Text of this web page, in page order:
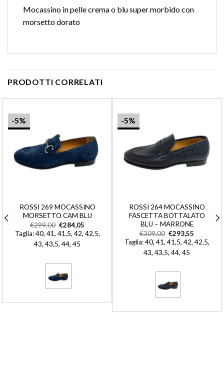
Mocassino in pelle crema o blu super morbido con
morsetto dorato
PRODOTTI CORRELATI
-5%
ROSSI 269 MOCASSINO
MORSETTO CAM BLU
€299,00 €284,05
Taglia: 40, 41, 41,5, 42, 42,5,
43, 43,5, 44, 45
-5%
ROSSI 264 MOCASSINO
FASCETTA BOTTALATO
BLU – MARRONE
€309,00 €293,55
Taglia: 40, 41, 41,5, 42, 42,5,
43, 43,5, 44, 45